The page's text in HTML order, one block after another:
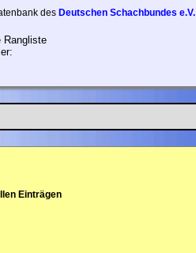
des Deutschen Schachbundes e.V.
Rangliste
Einträgen